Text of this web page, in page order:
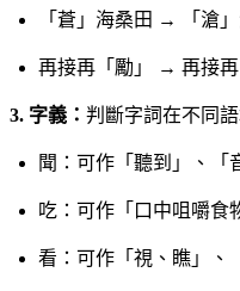
「蒼」海桑田 → 「滄
再接再「勵」 → 再接再
3. 字義： 判斷字詞在不同
聞：可作「聽到」、「
吃：可作「口中咀嚼食
看：可作「視、瞧」、